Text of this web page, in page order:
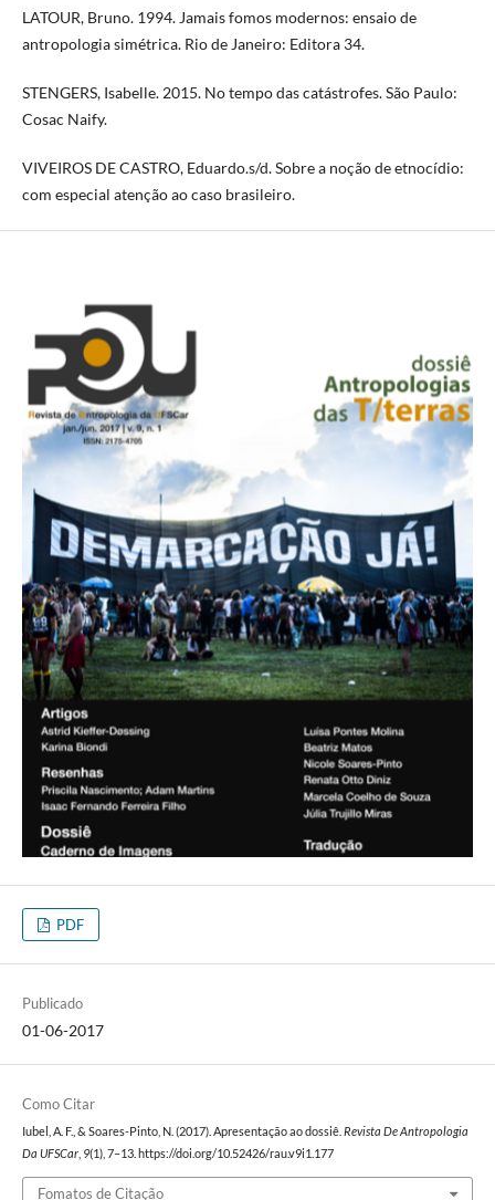
LATOUR, Bruno. 1994. Jamais fomos modernos: ensaio de
antropologia simétrica. Rio de Janeiro: Editora 34.
STENGERS, Isabelle. 2015. No tempo das catástrofes. São Paulo:
Cosac Naify.
VIVEIROS DE CASTRO, Eduardo.s/d. Sobre a noção de etnocídio:
com especial atenção ao caso brasileiro.
PDF
Publicado
01-06-2017
Como Citar
Iubel, A. F., & Soares-Pinto, N. (2017). Apresentação ao dossiê. Revista De Antropologia
Da UFSCar, 9(1), 7–13. https://doi.org/10.52426/rau.v9i1.177
Fomatos de Citação